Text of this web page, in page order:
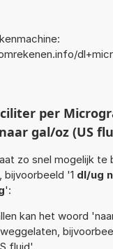
per
gal/oz (US
zo snel mogelijk te
'1 dl/ug
':
kan het woord
fluid'.